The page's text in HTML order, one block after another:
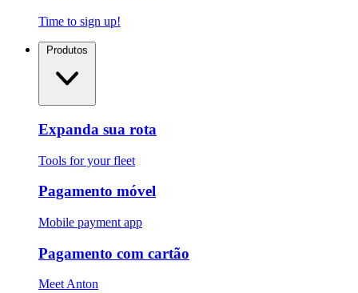
Time to sign up!
Expanda sua rota
Tools for your fleet
Pagamento móvel
Mobile payment app
Pagamento com cartão
Meet Anton